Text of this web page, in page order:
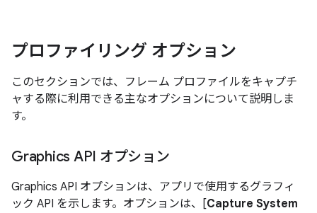
プロファイリング オプション
このセクションでは、フレーム プロファイルをキャプチ
ャする際に利用できる主なオプションについて説明しま
す。
Graphics API オプション
Graphics API オプションは、アプリで使用するグラフィ
ック API を示します。オプションは、[Capture System